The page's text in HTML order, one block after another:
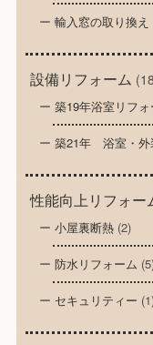
輸入窓の取り換え
設備リフォーム
築19年浴室リフ
築21年 浴室・
性能向上リフォー
小屋裏断熱(2)
防水リフォーム
セキュリティー